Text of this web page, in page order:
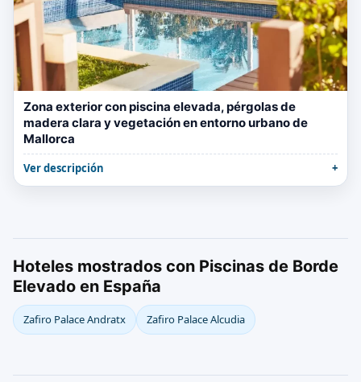
Zona exterior con piscina elevada, pérgolas de
madera clara y vegetación en entorno urbano de
Mallorca
Ver descripción
Hoteles mostrados con Piscinas de Borde
Elevado en España
Zafiro Palace Andratx Zafiro Palace Alcudia